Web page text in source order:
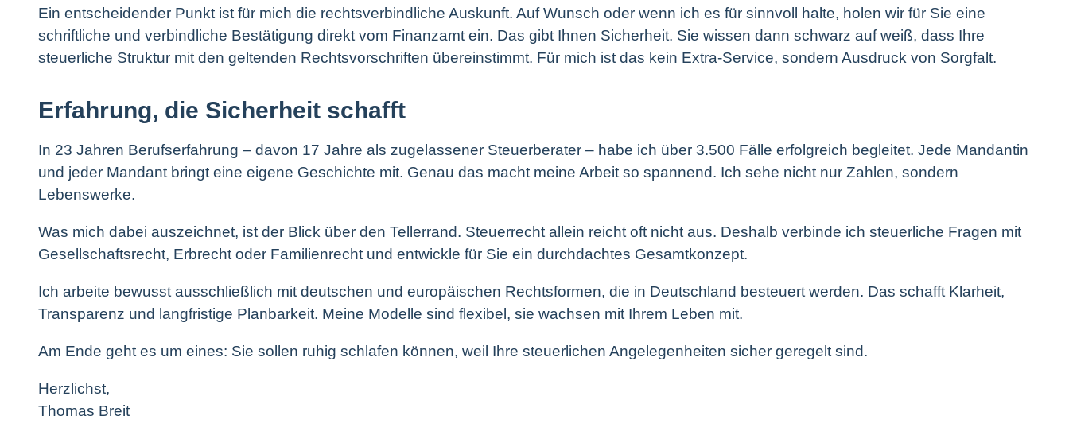
Ein entscheidender Punkt ist für mich die rechtsverbindliche Auskunft. Auf Wunsch oder wenn ich es für sinnvoll halte, holen wir für Sie eine
schriftliche und verbindliche Bestätigung direkt vom Finanzamt ein. Das gibt Ihnen Sicherheit. Sie wissen dann schwarz auf weiß, dass Ihre
steuerliche Struktur mit den geltenden Rechtsvorschriften übereinstimmt. Für mich ist das kein Extra-Service, sondern Ausdruck von Sorgfalt.
Erfahrung, die Sicherheit schafft
In 23 Jahren Berufserfahrung – davon 17 Jahre als zugelassener Steuerberater – habe ich über 3.500 Fälle erfolgreich begleitet. Jede Mandantin
und jeder Mandant bringt eine eigene Geschichte mit. Genau das macht meine Arbeit so spannend. Ich sehe nicht nur Zahlen, sondern
Lebenswerke.
Was mich dabei auszeichnet, ist der Blick über den Tellerrand. Steuerrecht allein reicht oft nicht aus. Deshalb verbinde ich steuerliche Fragen mit
Gesellschaftsrecht, Erbrecht oder Familienrecht und entwickle für Sie ein durchdachtes Gesamtkonzept.
Ich arbeite bewusst ausschließlich mit deutschen und europäischen Rechtsformen, die in Deutschland besteuert werden. Das schafft Klarheit,
Transparenz und langfristige Planbarkeit. Meine Modelle sind flexibel, sie wachsen mit Ihrem Leben mit.
Am Ende geht es um eines: Sie sollen ruhig schlafen können, weil Ihre steuerlichen Angelegenheiten sicher geregelt sind.
Herzlichst,
Thomas Breit